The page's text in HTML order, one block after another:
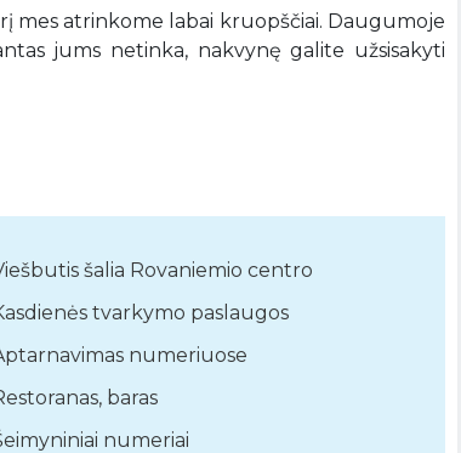
mes atrinkome labai kruopščiai. Daugumoje
jums netinka, nakvynę galite užsisakyti
šalia Rovaniemio centro
tvarkymo paslaugos
numeriuose
baras
numeriai